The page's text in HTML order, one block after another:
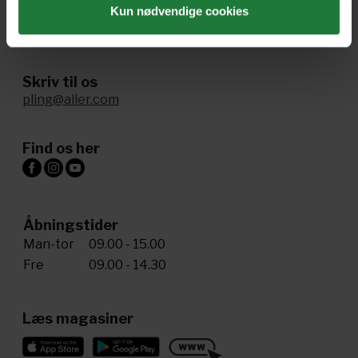
Kun nødvendige cookies
+45 72 34 20 81
Skriv til os
pling@aller.com
Find os her
Åbningstider
Man-tor
09.00 - 15.00
Fre
09.00 - 14.30
Læs magasiner